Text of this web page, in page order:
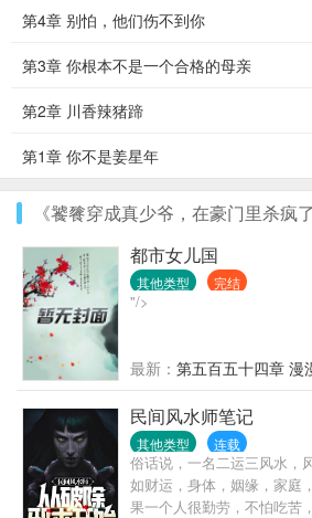
第4章 别怕，他们伤不到你
第3章 你根本不是一个合格的母亲
第2章 川香辣猪蹄
第1章 你不是姜星年
《饕餮穿成真少爷，在豪门里杀疯
都市女儿国
其他类型 完结
"/>
最新： 第五百五十四章 漫
民间风水师笔记
其他类型 连载
俗话说，一名二运三风水，
如财运，身体，姻缘，家庭
果一个人很勤劳，不怕吃苦